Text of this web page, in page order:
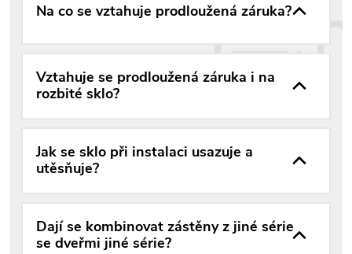
Na co se vztahuje prodloužená záruka?
Vztahuje se prodloužená záruka i na
rozbité sklo?
Jak se sklo při instalaci usazuje a
utěsňuje?
Dají se kombinovat zástěny z jiné série
se dveřmi jiné série?